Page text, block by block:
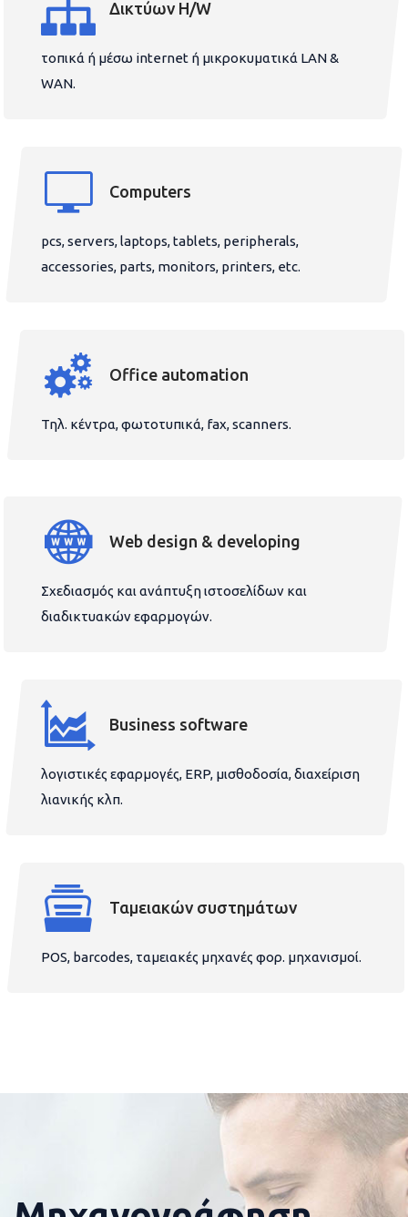
Δικτύων H/W
τοπικά ή μέσω internet ή μικροκυματικά LAN &
WAN.
Computers
pcs, servers, laptops, tablets, peripherals,
accessories, parts, monitors, printers, etc.
Office automation
Τηλ. κέντρα, φωτοτυπικά, fax, scanners.
Web design & developing
Σχεδιασμός και ανάπτυξη ιστοσελίδων και
διαδικτυακών εφαρμογών.
Business software
λογιστικές εφαρμογές, ERP, μισθοδοσία, διαχείριση
λιανικής κλπ.
Ταμειακών συστημάτων
POS, barcodes, ταμειακές μηχανές φορ. μηχανισμοί.